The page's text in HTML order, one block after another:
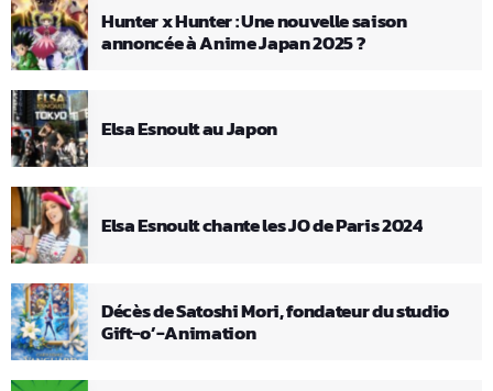
Hunter x Hunter : Une nouvelle saison
annoncée à Anime Japan 2025 ?
Elsa Esnoult au Japon
Elsa Esnoult chante les JO de Paris 2024
Décès de Satoshi Mori, fondateur du studio
Gift-o’-Animation